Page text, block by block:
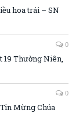
hoa trái – SN
0
19 Thường Niên,
0
Mừng Chúa